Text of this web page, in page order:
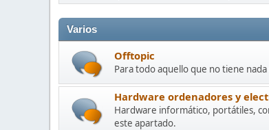
Varios
Offtopic
Para todo aquello que no tiene
Hardware ordenadores y
Hardware informático, portátiles,
este apartado.